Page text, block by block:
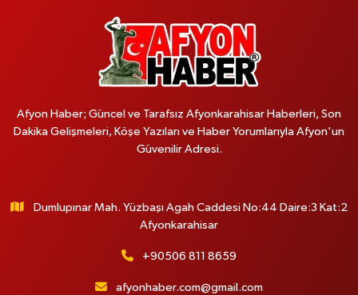
Afyon Haber; Güncel ve Tarafsız Afyonkarahisar Haberleri, Son
Dakika Gelişmeleri, Köşe Yazıları ve Haber Yorumlarıyla Afyon'un
Güvenilir Adresi.
Dumlupınar Mah. Yüzbaşı Agah Caddesi No:44 Daire:3 Kat:2
Afyonkarahisar
+90506 811 8659
afyonhaber.com@gmail.com